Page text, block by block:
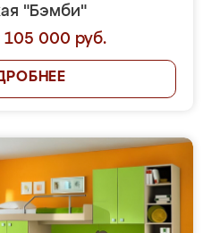
"Бэмби"
105 000 руб.